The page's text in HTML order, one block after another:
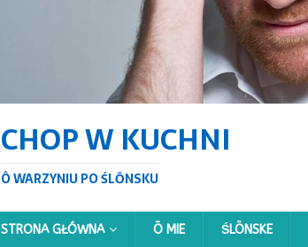
CHOP W KUCHNI
Ô WARZYNIU PO ŚLŌNSKU
STRONA GŁÓWNA Ō MIE ŚLŌNSKE